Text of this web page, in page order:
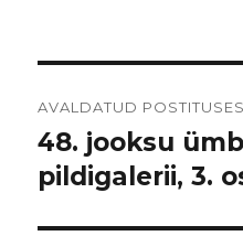
AVALDATUD POSTITUSES
48. jooksu
pildigalerii, 3.